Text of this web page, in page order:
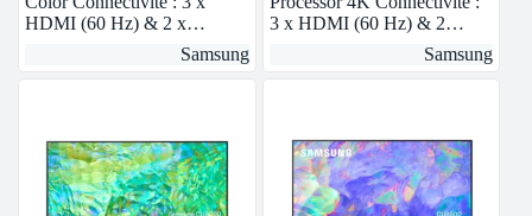
HDMI (60 Hz) & 2 x…
Samsung
3 x HDMI (60 Hz) & 2…
Samsung